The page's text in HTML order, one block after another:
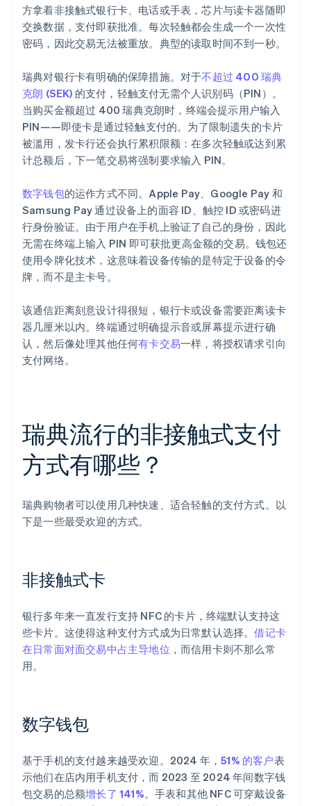
方拿着非接触式银行卡、电话或手表，芯片与读卡器随即
交换数据，支付即获批准。每次轻触都会生成一个一次性
密码，因此交易无法被重放。典型的读取时间不到一秒。
瑞典对银行卡有明确的保障措施。对于不超过 400 瑞典
克朗 (SEK) 的支付，轻触支付无需个人识别码（PIN）。
当购买金额超过 400 瑞典克朗时，终端会提示用户输入
PIN——即使卡是通过轻触支付的。为了限制遗失的卡片
被滥用，发卡行还会执行累积限额：在多次轻触或达到累
计总额后，下一笔交易将强制要求输入 PIN。
数字钱包的运作方式不同。Apple Pay、Google Pay 和
Samsung Pay 通过设备上的面容 ID、触控 ID 或密码进
行身份验证。由于用户在手机上验证了自己的身份，因此
无需在终端上输入 PIN 即可获批更高金额的交易。钱包还
使用令牌化技术，这意味着设备传输的是特定于设备的令
牌，而不是主卡号。
该通信距离刻意设计得很短，银行卡或设备需要距离读卡
器几厘米以内。终端通过明确提示音或屏幕提示进行确
认，然后像处理其他任何有卡交易一样，将授权请求引向
支付网络。
瑞典流行的非接触式支付
方式有哪些？
瑞典购物者可以使用几种快速、适合轻触的支付方式。以
下是一些最受欢迎的方式。
非接触式卡
银行多年来一直发行支持 NFC 的卡片，终端默认支持这
些卡片。这使得这种支付方式成为日常默认选择。借记卡
在日常面对面交易中占主导地位 ，而信用卡则不那么常
用。
数字钱包
基于手机的支付越来越受欢迎。2024 年，51% 的客户表
示他们在店内用手机支付，而 2023 至 2024 年间数字钱
包交易的总额增长了 141%。手表和其他 NFC 可穿戴设备